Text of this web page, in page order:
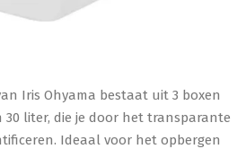
Iris Ohyama bestaat uit 3 boxen
liter, die je door het transparante
Ideaal voor het opbergen